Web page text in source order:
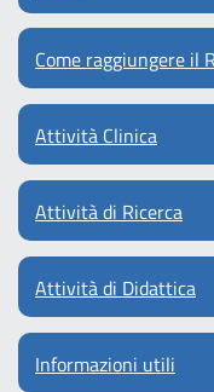
Come raggiungere il
Attività Clinica
Attività di Ricerca
Attività di Didattica
Informazioni utili